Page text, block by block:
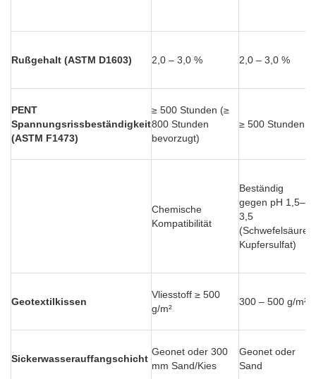
Rußgehalt (ASTM D1603) 2,0 – 3,0 % 2,0 – 3,0 %
PENT
Spannungsrissbeständigkeit
(ASTM F1473)
≥ 500 Stunden (≥
800 Stunden
bevorzugt)
≥ 500 Stunden
Chemische
Kompatibilität
Beständig
gegen pH 1,5–
3,5
(Schwefelsäure,
Kupfersulfat)
Geotextilkissen
Vliesstoff ≥ 500
g/m²
300 – 500 g/m²
Sickerwasserauffangschicht
Geonet oder 300
mm Sand/Kies
Geonet oder
Sand